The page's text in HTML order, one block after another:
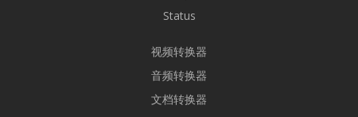
Status
视频转换器
音频转换器
文档转换器